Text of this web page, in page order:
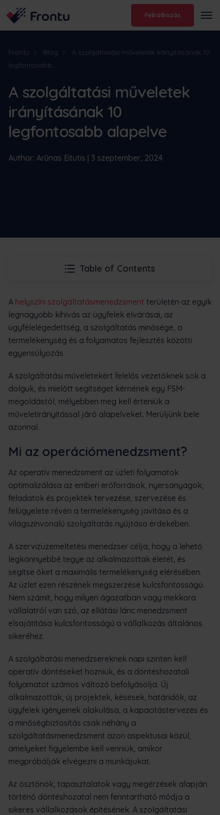
Feliratkozás
Frontu Blog
A szolgáltatási műveletek irányításának 10
legfontosabb...
A szolgáltatási műveletek
irányításának 10
legfontosabb alapelve
Author: Arūnas Eitutis | 3 szeptember, 2024
Table of Contents
A helyszíni szolgáltatásmenedzsment területén az egyik
legnagyobb kihívás az ügyfelek elvárásai, az
ügyfélelégedettség, a szolgáltatás minősége, a
termelékenység és a folyamatos fejlesztés közötti
egyensúlyozás.
A szolgáltatási műveletekért felelős vezetőknek sok a
dolguk, és mielőtt segítséget kérnének egy FSM-
megoldástól, mélyebben meg kell érteniük a
műveletirányítással járó alapelveket. Merüljünk bele
azonnal.
Mi az operációmenedzsment?
Az operatív menedzsment az üzleti folyamatok
optimalizálása az emberi erőforrások, nyersanyagok,
feladatok és projektek tervezése, szervezése és
felügyelete révén a termelékenység javítása és a
világszínvonalú szolgáltatás nyújtása érdekében.
A szervizüzemeltetési menedzser célja, hogy a lehető
legkönnyebbé tegye az alkalmazottak életét, és
segítse őket a maximális termelékenység elérésében.
Az üzlet ezen részének megszerzése kulcsfontosságú.
Nem számít, hogy milyen ágazatban vagy mekkora
vállalatról van szó, az ellátási lánc menedzsment
elsajátítása kulcsfontosságú a vállalkozás általános
sikeréhez.
A szolgáltatási menedzsereknek napi szinten kell
operatív döntéseket hozniuk, és a döntéshozatali
folyamatot számos változó befolyásolja. Új
alkalmazottak, új projektek, késések, határidők, az
ügyfelek igényeinek alakulása, a kapacitástervezés és
a minőségbiztosítás csak néhány a
szolgáltatásmenedzsment azon aspektusai közül,
amelyeket figyelembe kell venniük, amikor
megpróbálják elvégezni a munkájukat.
Az ösztönök, tapasztalatok vagy megérzések alapján
történő döntéshozatal nem fenntartható módja a
sikeres vállalkozások építésének. A szolgáltatási